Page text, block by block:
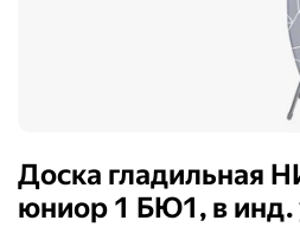
Доска гладильная
юниор 1 БЮ1, в инд.